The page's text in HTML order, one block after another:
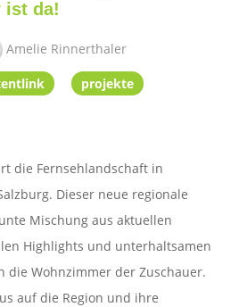
ist da!
Amelie Rinnerthaler
projekte
die Fernsehlandschaft in
Dieser neue regionale
Mischung aus aktuellen
Highlights und unterhaltsamen
die Wohnzimmer der Zuschauer.
auf die Region und ihre